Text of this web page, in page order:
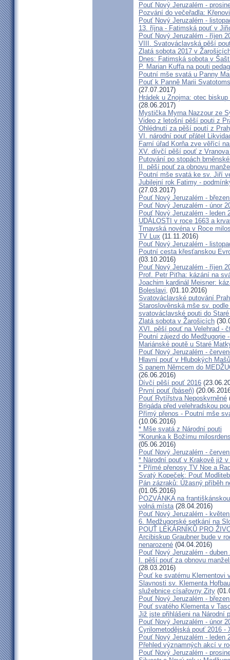
Pouť Nový Jeruzalém -
Pozvání do večeřadla:
Pouť Nový Jeruzalém -
13. října - Fatimská pouť v
Pouť Nový Jeruzalém - říjen
VIII. Svatováclavská pěší
Zlatá sobota 2017 v
Dnes: Fatimská sobota v
P. Marian Kuffa na pouti
Poutní mše svatá u Panny
Pouť k Panně Marii
(27.07.2017)
Hrádek u Znojma: otec
(28.06.2017)
Mystička Myrna Nazzour ze
Video z letošní pěší pouti z
Ohlédnutí za pěší poutí z
VI. národní pouť přátel
Farní úřad Korňa zve věřící
XV. dívčí pěší pouť z
Putování po stopách
II. pěší pouť za obnovu
Poutní mše svatá ke sv. Jiří
Jubilejní rok Fatimy -
(27.03.2017)
Pouť Nový Jeruzalém -
Pouť Nový Jeruzalém - únor
Pouť Nový Jeruzalém - leden
UDÁLOSTI v roce 1663 a
Trnavská novéna v Roce
TV Lux (11.11.2016)
Pouť Nový Jeruzalém -
Poutní cesta křesťanskou
(03.10.2016)
Pouť Nový Jeruzalém - říjen
Prof. Petr Piťha: kázání na
Joachim kardinál Meisner:
Boleslavi, (01.10.2016)
Svatováclavské putování
Staroslověnská mše sv.
svatováclavské pouti do
Zlatá sobota v Žarošicích
XVI. pěší pouť na Velehrad -
Poutní zájezd do Medžugorje
Mariánské poutě u Staré
Pouť Nový Jeruzalém -
Hlavní pouť v Hlubokých
S panem Němcem do
(26.06.2016)
Dívčí pěší pouť 2016
První pouť (báseň)
Pouť Rytířstva Neposkvrněné
Brigáda před velehradskou
Přímý přenos - Poutní mše
(10.06.2016)
* Mše svatá z Národní pouti
*Korunka k Božímu
(05.06.2016)
Pouť Nový Jeruzalém -
* Národní pouť v Krakově již
* Přímé přenosy TV Noe a
Svatý Kopeček: Pouť
Pán zázraků: Úžasný příběh
(01.05.2016)
POZVÁNKA na
volná místa(28.04.2016)
Pouť Nový Jeruzalém -
6. Medžugorské setkání na
POUŤ LÉKÁRNÍKŮ PRO
Arcibiskup Graubner bude v
nenarozené (04.04.2016)
Pouť Nový Jeruzalém - duben
I. pěší pouť za obnovu
(28.03.2016)
Pouť ke svatému Klementovi
Slavnosti sv. Klementa
služebnice císařovny Zity
Pouť Nový Jeruzalém -
Pouť svatého Klementa v
Již jste přihlášeni na Národní
Pouť Nový Jeruzalém - únor
Cyrilometodějská pouť 2016 -
Pouť Nový Jeruzalém - leden
Přehled významných akcí v
Pouť Nový Jeruzalém -